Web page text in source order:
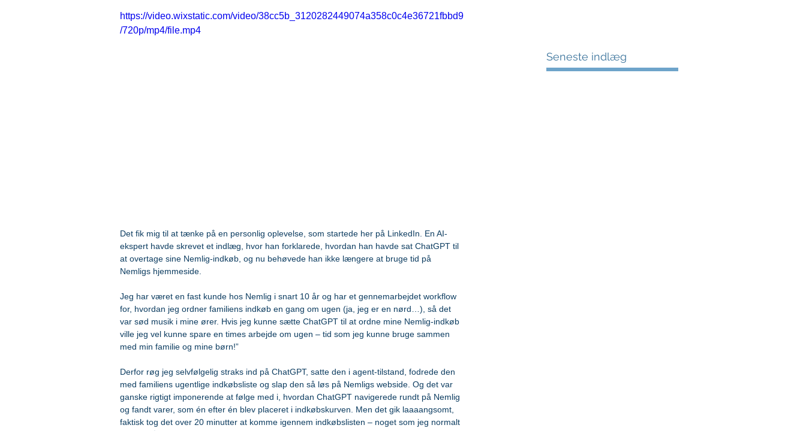
https://video.wixstatic.com/video/38cc5b_3120282449074a358c0c4e36721fbbd9
/720p/mp4/file.mp4
Det fik mig til at tænke på en personlig oplevelse, som startede her på LinkedIn. En AI-
ekspert havde skrevet et indlæg, hvor han forklarede, hvordan han havde sat ChatGPT til
at overtage sine Nemlig-indkøb, og nu behøvede han ikke længere at bruge tid på
Nemligs hjemmeside.
Jeg har været en fast kunde hos Nemlig i snart 10 år og har et gennemarbejdet workflow
for, hvordan jeg ordner familiens indkøb en gang om ugen (ja, jeg er en nørd…), så det
var sød musik i mine ører. Hvis jeg kunne sætte ChatGPT til at ordne mine Nemlig-indkøb
ville jeg vel kunne spare en times arbejde om ugen – tid som jeg kunne bruge sammen
med min familie og mine børn!”
Derfor røg jeg selvfølgelig straks ind på ChatGPT, satte den i agent-tilstand, fodrede den
med familiens ugentlige indkøbsliste og slap den så løs på Nemligs webside. Og det var
ganske rigtigt imponerende at følge med i, hvordan ChatGPT navigerede rundt på Nemlig
og fandt varer, som én efter én blev placeret i indkøbskurven. Men det gik laaaangsomt,
faktisk tog det over 20 minutter at komme igennem indkøbslisten – noget som jeg normalt
Seneste indlæg